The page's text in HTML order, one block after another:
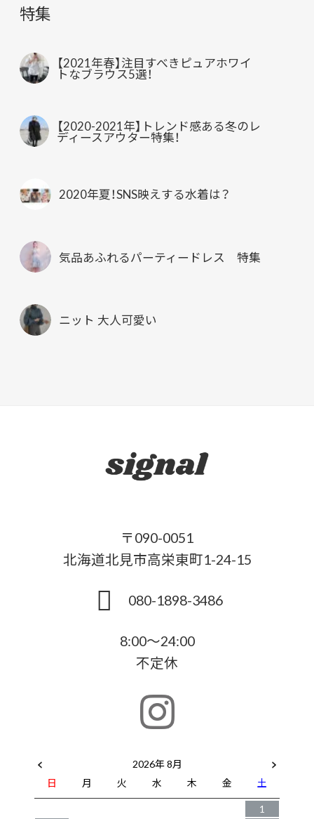
特集
【2021年春】注目すべきピュアホワイ
トなブラウス5選！
【2020-2021年】トレンド感ある冬のレ
ディースアウター特集！
2020年夏！SNS映えする水着は？
気品あふれるパーティードレス 特集
ニット 大人可愛い
〒090-0051
北海道北見市高栄東町1-24-15
080-1898-3486
8:00～24:00
不定休
2026年 8月
日
月 火 水 木 金
土
1